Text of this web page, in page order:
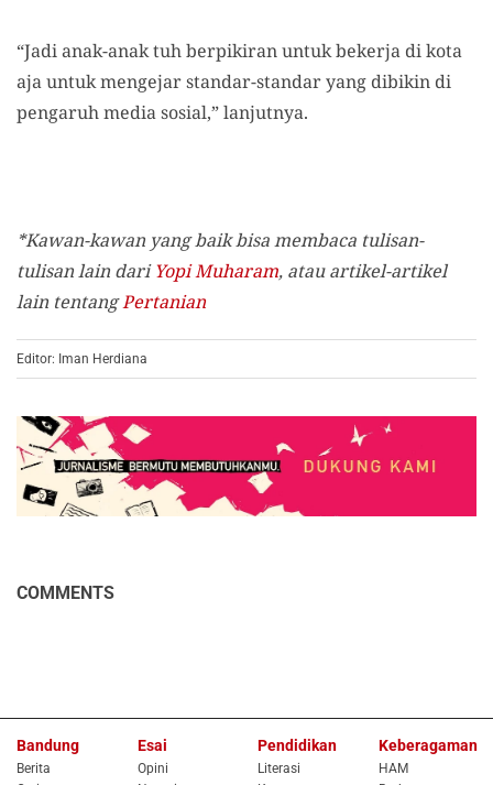
“Jadi anak-anak tuh berpikiran untuk bekerja di kota
aja untuk mengejar standar-standar yang dibikin di
pengaruh media sosial,” lanjutnya.
*Kawan-kawan yang baik bisa membaca tulisan-
tulisan lain dariYopi Muharam, atau artikel-artikel
lain tentangPertanian
Editor: Iman Herdiana
COMMENTS
Bandung
Berita
Esai
Opini
Pendidikan
Literasi
Keberagaman
HAM